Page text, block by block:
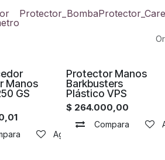
Protector_Bomba
de deseos
Manos
GS
Agregar a la lista de deseos
Protector Manos
Barkbusters
Plástico VPS
$ 264.000,00
Compara